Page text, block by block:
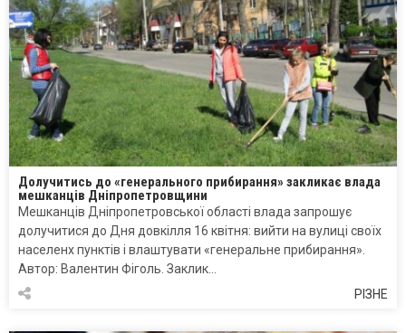
Долучитись до «генерального прибирання» закликає влада
мешканців Дніпропетровщини
Мешканців Дніпропетровської області влада запрошує
долучитися до Дня довкілля 16 квітня: вийти на вулиці своїх
населенх пунктів і влаштувати «генеральне прибирання».
Автор: Валентин Фіголь. Заклик…
РІЗНЕ